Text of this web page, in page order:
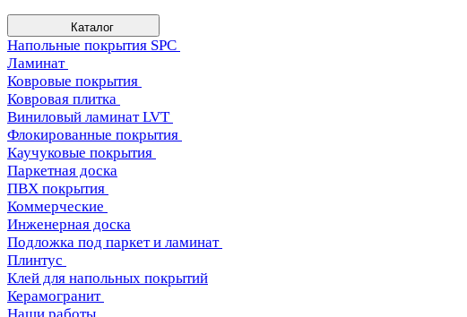
Каталог
Напольные покрытия SPC
Ламинат
Ковровые покрытия
Ковровая плитка
Виниловый ламинат LVT
Флокированные покрытия
Каучуковые покрытия
Паркетная доска
ПВХ покрытия
Коммерческие
Инженерная доска
Подложка под паркет и ламинат
Плинтус
Клей для напольных покрытий
Керамогранит